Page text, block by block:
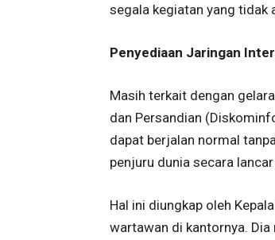
segala kegiatan yang tidak
Penyediaan Jaringan
Masih terkait dengan
dan Persandian
dapat berjalan normal
penjuru dunia secara
Hal ini diungkap oleh
wartawan di kantornya.